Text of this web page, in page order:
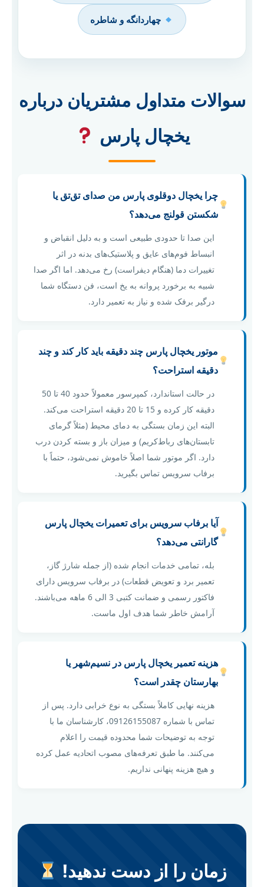
چهاردانگه و شاطره
سوالات متداول مشتریان درباره
یخچال پارس
چرا یخچال دوقلوی پارس من صدای تق‌تق یا
شکستن قولنج می‌دهد؟
این صدا تا حدودی طبیعی است و به دلیل انقباض و
انبساط فوم‌های عایق و پلاستیک‌های بدنه در اثر
تغییرات دما (هنگام دیفراست) رخ می‌دهد. اما اگر صدا
شبیه به برخورد پروانه به یخ است، فن دستگاه شما
درگیر برفک شده و نیاز به تعمیر دارد.
موتور یخچال پارس چند دقیقه باید کار کند و چند
دقیقه استراحت؟
در حالت استاندارد، کمپرسور معمولاً حدود 40 تا 50
دقیقه کار کرده و 15 تا 20 دقیقه استراحت می‌کند.
البته این زمان بستگی به دمای محیط (مثلاً گرمای
تابستان‌های رباط‌کریم) و میزان باز و بسته کردن درب
دارد. اگر موتور شما اصلاً خاموش نمی‌شود، حتماً با
برفاب سرویس تماس بگیرید.
آیا برفاب سرویس برای تعمیرات یخچال پارس
گارانتی می‌دهد؟
بله، تمامی خدمات انجام شده (از جمله شارژ گاز،
تعمیر برد و تعویض قطعات) در برفاب سرویس دارای
فاکتور رسمی و ضمانت کتبی 3 الی 6 ماهه می‌باشند.
آرامش خاطر شما هدف اول ماست.
هزینه تعمیر یخچال پارس در نسیم‌شهر یا
بهارستان چقدر است؟
هزینه نهایی کاملاً بستگی به نوع خرابی دارد. پس از
تماس با شماره 09126155087، کارشناسان ما با
توجه به توضیحات شما محدوده قیمت را اعلام
می‌کنند. ما طبق تعرفه‌های مصوب اتحادیه عمل کرده
و هیچ هزینه پنهانی نداریم.
زمان را از دست ندهید!